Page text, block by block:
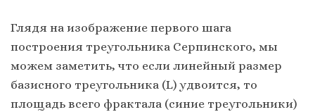
Глядя на изображение первого шага
построения треугольника Серпинского, мы
можем заметить, что если линейный размер
базисного треугольника (L) удвоится, то
площадь всего фрактала (синие треугольники)